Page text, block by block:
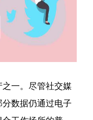
之一。尽管社交媒
数据仍通过电子